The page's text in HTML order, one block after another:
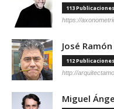
113 Publicaciones
https://
José
112 Publicaciones
http://
Miguel